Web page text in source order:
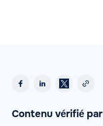
Contenu vérifié par